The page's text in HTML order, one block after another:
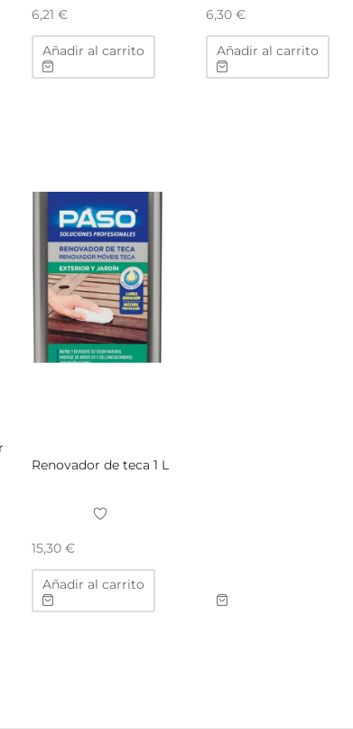
6,21€
Añadir al carrito
6,30€
Añadir al carrito
Renovador de teca 1 L
15,30€
Añadir al carrito